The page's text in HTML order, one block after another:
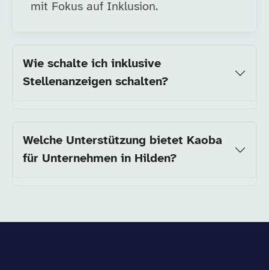
mit Fokus auf Inklusion.
Wie schalte ich inklusive
Stellenanzeigen schalten?
Welche Unterstützung bietet Kaoba
für Unternehmen in Hilden?